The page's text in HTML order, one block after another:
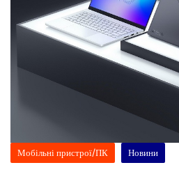
Мобільні пристрої/ПК Новини